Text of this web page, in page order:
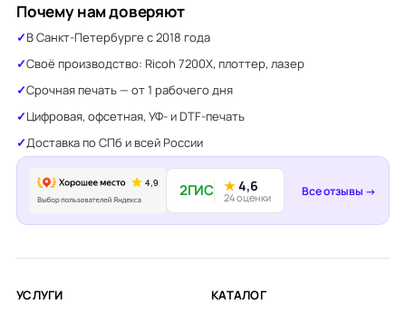
Почему нам доверяют
В Санкт-Петербурге с 2018 года
Своё производство: Ricoh 7200X, плоттер, лазер
Срочная печать — от 1 рабочего дня
Цифровая, офсетная, УФ- и DTF-печать
Доставка по СПб и всей России
2ГИС ★4,6
24 оценки Все отзывы →
УСЛУГИ КАТАЛОГ